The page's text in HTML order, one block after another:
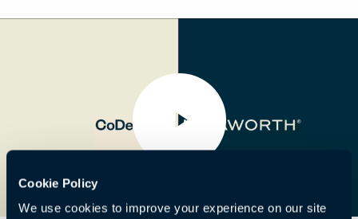
Cookie Policy
We use cookies to improve your experience on our site